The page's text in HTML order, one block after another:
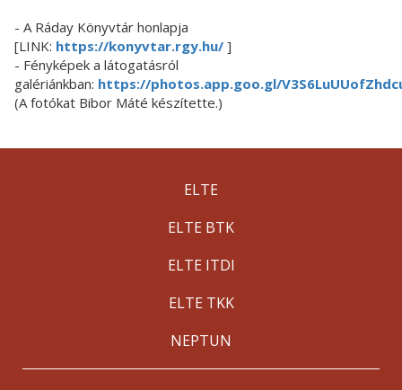
- A Ráday Könyvtár honlapja
[LINK: https://konyvtar.rgy.hu/ ]
- Fényképek a látogatásról
galériánkban: https://photos.app.goo.gl/
(A fotókat Bibor Máté készítette.)
ELTE
ELTE BTK
ELTE ITDI
ELTE TKK
NEPTUN